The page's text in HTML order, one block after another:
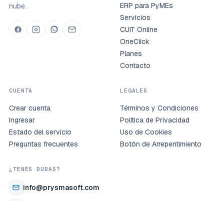
nube.
ERP para PyMEs
Servicios
CUIT Online
OneClick
Planes
Contacto
CUENTA
Crear cuenta
Ingresar
Estado del servicio
Preguntas frecuentes
LEGALES
Términos y Condiciones
Política de Privacidad
Uso de Cookies
Botón de Arrepentimiento
¿TENÉS DUDAS?
info@prysmasoft.com